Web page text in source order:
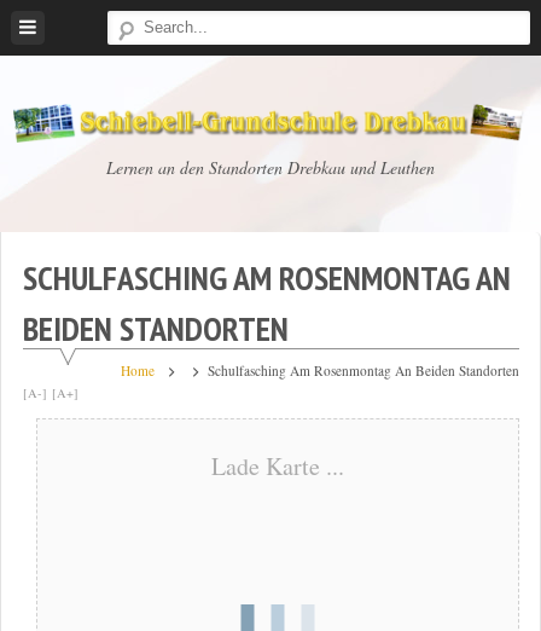
Skip
Schiebell-
Drebkau
Lernen an den Standorten Drebkau und Leuthen
SCHULFASCHING AM ROSENMONTAG AN
BEIDEN STANDORTEN
Home Schulfasching Am Rosenmontag An Beiden Standorten
[A-] [A+]
Lade Karte ...